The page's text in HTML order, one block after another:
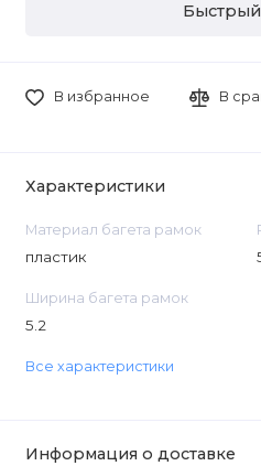
Быстрый
В избранное В
Характеристики
Материал багета рамок
пластик
Ширина багета рамок
5.2
Все характеристики
Информация о доставке